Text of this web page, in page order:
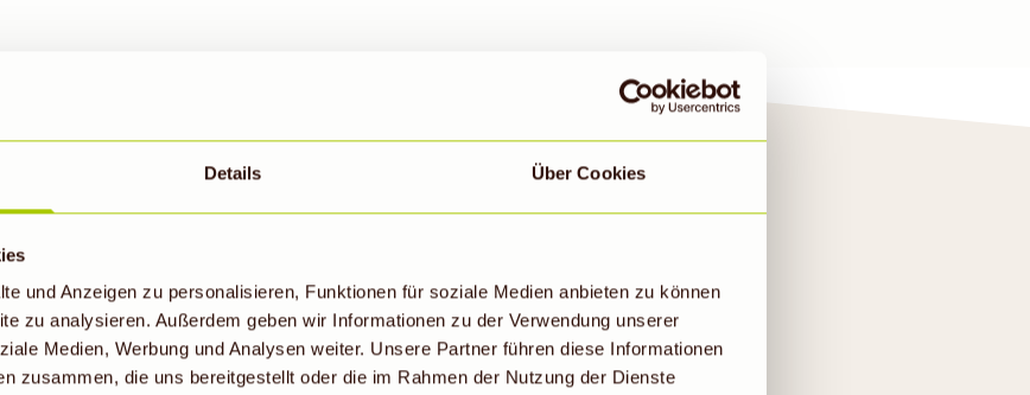
Details Über Cookies
und Anzeigen zu personalisieren, Funktionen für soziale Medien anbieten zu können
zu analysieren. Außerdem geben wir Informationen zu der Verwendung unserer
Medien, Werbung und Analysen weiter. Unsere Partner führen diese Informationen
zusammen, die uns bereitgestellt oder die im Rahmen der Nutzung der Dienste
DENNS BIOMARKT
IN BAMBERG